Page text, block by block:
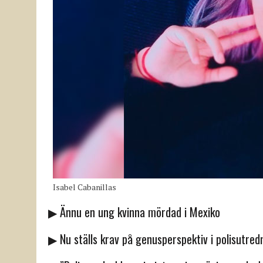
Isabel Cabanillas
▶ Ännu en ung kvinna mördad i Mexiko
▶ Nu ställs krav på genusperspektiv i